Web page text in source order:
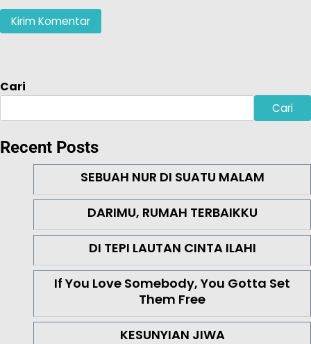
Cari
Cari
Recent Posts
SEBUAH NUR DI SUATU MALAM
DARIMU, RUMAH TERBAIKKU
DI TEPI LAUTAN CINTA ILAHI
If You Love Somebody, You Gotta Set
Them Free
KESUNYIAN JIWA